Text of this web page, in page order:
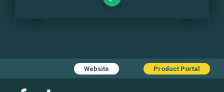
Website Product Portal